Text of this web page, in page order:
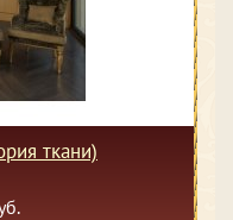
ткани)